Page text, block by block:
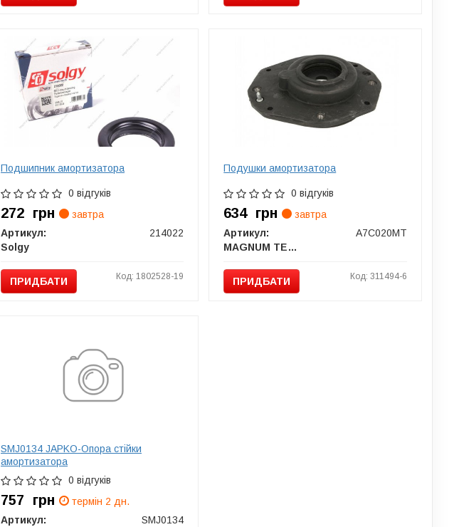
Подшипник амортизатора
0 відгуків
272 грн
завтра
Артикул:
214022
Solgy
ПРИДБАТИ Код: 1802528-19
Подушки амортизатора
0 відгуків
634 грн
завтра
Артикул:
A7C020MT
MAGNUM TECHNOLOGY
ПРИДБАТИ Код: 311494-6
SMJ0134 JAPKO-Опора стійки
амортизатора
0 відгуків
757 грн
термін 2 дн.
Артикул:
SMJ0134